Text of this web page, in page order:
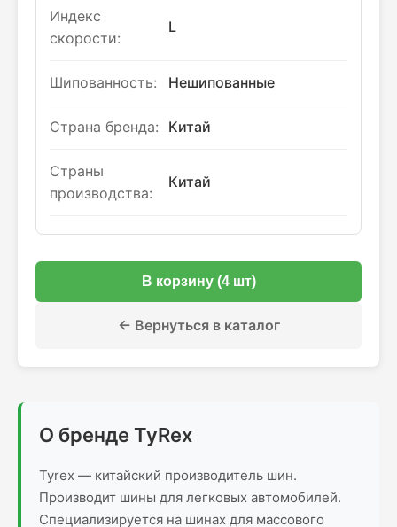
Индекс
скорости:
L
Шипованность: Нешипованные
Страна бренда: Китай
Страны
производства:
Китай
В корзину (4 шт)
← Вернуться в каталог
О бренде TyRex
Tyrex — китайский производитель шин.
Производит шины для легковых автомобилей.
Специализируется на шинах для массового